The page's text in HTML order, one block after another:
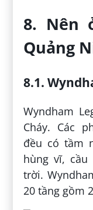
8. Nên
Quảng
8.1.
Wyndham
Cháy. Các
đều có tầm
hùng vĩ, cầu
trời.
20 tầng gồm